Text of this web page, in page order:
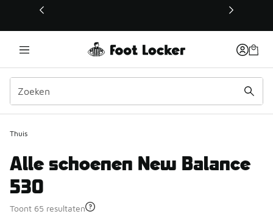
Deze link wordt geopend in een nieuw venster
Thuis
Alle schoenen New Balance
530
Toont 65 resultaten